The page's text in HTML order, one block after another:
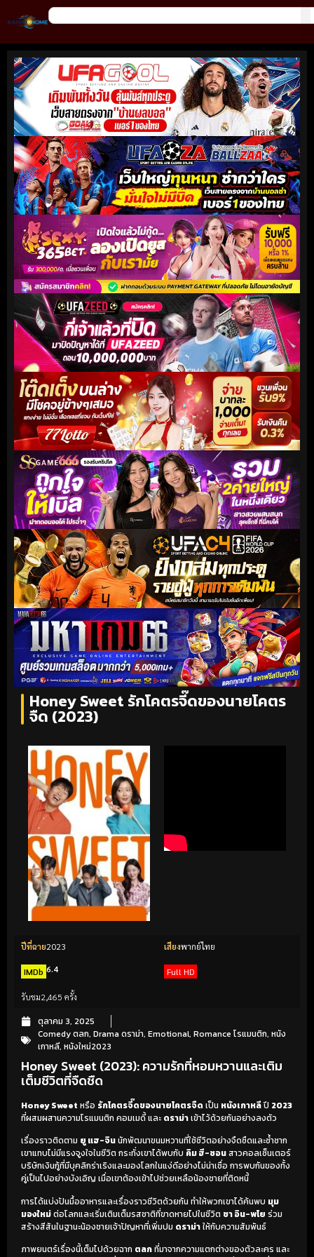
Honey Sweet รักโคตรจี๊ดของนายโคตร
จืด (2023)
ปีที่ฉาย2023 เสียงพากย์ไทย
IMDb 6.4 Full HD
รับชม2,465 ครั้ง
ตุลาคม 3, 2025
Comedy ตลก, Drama ดราม่า, Emotional, Romance โรแมนติก, หนัง
เกาหลี, หนังใหม่2023
Honey Sweet (2023): ความรักที่หอมหวานและเติม
เต็มชีวิตที่จืดชืด
Honey Sweet หรือ รักโคตรจี๊ดของนายโคตรจืด เป็น หนังเกาหลีปี 2023
ที่ผสมผสานความโรแมนติก คอมเมดี้ และ ดราม่าเข้าไว้ด้วยกันอย่างลงตัว
เรื่องราวติดตาม ยู แฮ-จินนักพัฒนาขนมหวานที่ใช้ชีวิตอย่างจืดชืดและซ้ำซาก
เขาแทบไม่มีแรงจูงใจในชีวิต กระทั่งเขาได้พบกับ คิม ฮี-ซอนสาวคอลเซ็นเตอร์
บริษัทเงินกู้ที่มีบุคลิกร่าเริงและมองโลกในแง่ดีอย่างไม่น่าเชื่อ การพบกันของทั้ง
คู่เป็นไปอย่างบังเอิญ เมื่อเขาต้องเข้าไปช่วยเหลือน้องชายที่ติดหนี้
การได้แบ่งปันมื้ออาหารและเรื่องราวชีวิตด้วยกัน ทำให้พวกเขาได้ค้นพบ มุม
มองใหม่ต่อโลกและเริ่มเติมเต็มรสชาติที่ขาดหายไปในชีวิต ชา อิน-พโย ร่วม
สร้างสีสันในฐานะน้องชายเจ้าปัญหาที่เพิ่มปม ดราม่าให้กับความสัมพันธ์
ภาพยนตร์เรื่องนี้เต็มไปด้วยฉาก ตลกที่มาจากความแตกต่างของตัวละคร และ